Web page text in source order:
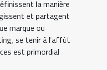
la manière
et partagent
marque ou
se tenir à l'affût
est primordial